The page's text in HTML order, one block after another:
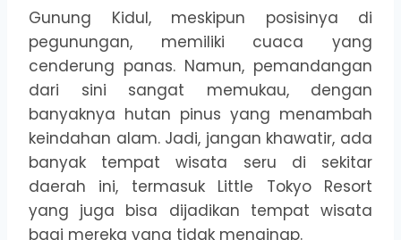
Gunung Kidul, meskipun posisinya di
pegunungan, memiliki cuaca yang
cenderung panas. Namun, pemandangan
dari sini sangat memukau, dengan
banyaknya hutan pinus yang menambah
keindahan alam. Jadi, jangan khawatir, ada
banyak tempat wisata seru di sekitar
daerah ini, termasuk Little Tokyo Resort
yang juga bisa dijadikan tempat wisata
bagi mereka yang tidak menginap.